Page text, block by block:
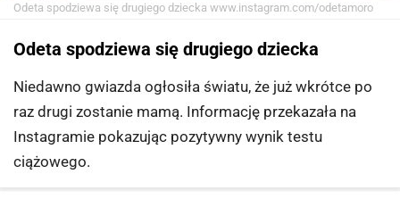
Odeta spodziewa się drugiego dziecka www.instagram.com/odetamoro
Odeta spodziewa się drugiego dziecka
Niedawno gwiazda ogłosiła światu, że już wkrótce po
raz drugi zostanie mamą. Informację przekazała na
Instagramie pokazując pozytywny wynik testu
ciążowego.